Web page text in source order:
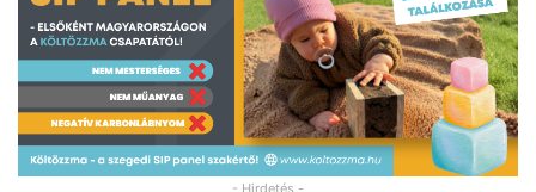
- Hirdetés -